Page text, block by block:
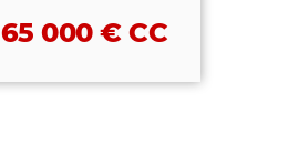
65 000 € CC